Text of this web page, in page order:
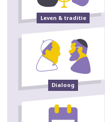
Leven & traditie
Dialoog